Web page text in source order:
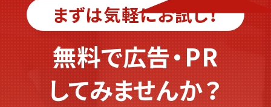
まずは気軽にお試し！
無料で広告・PR
してみませんか？